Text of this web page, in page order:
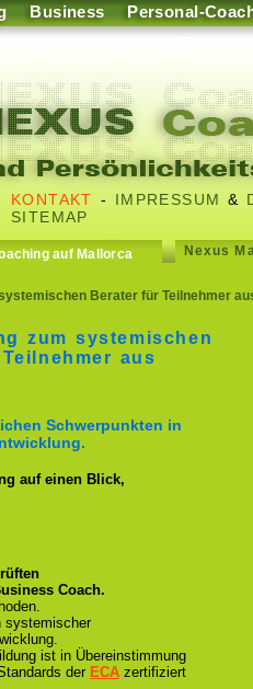
Business Personal-
KONTAKT - IMPRESSUM &
SITEMAP
auf Mallorca Nexus
Berater für Teilnehmer
zum systemischen
aus
Schwerpunkten in
auf einen Blick,
Coach.
systemischer
ist in Übereinstimmung
der ECA zertifiziert